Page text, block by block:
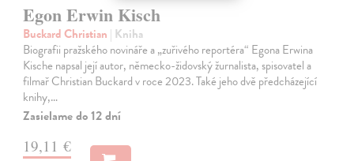
Egon Erwin Kisch
Buckard Christian | Kniha
Biografii pražského novináře a „zuřivého reportéra“ Egona Erwina
Kische napsal její autor, německo-židovský žurnalista, spisovatel a
filmař Christian Buckard v roce 2023. Také jeho dvě předcházející
knihy,…
Zasielame do 12 dní
19,11 €